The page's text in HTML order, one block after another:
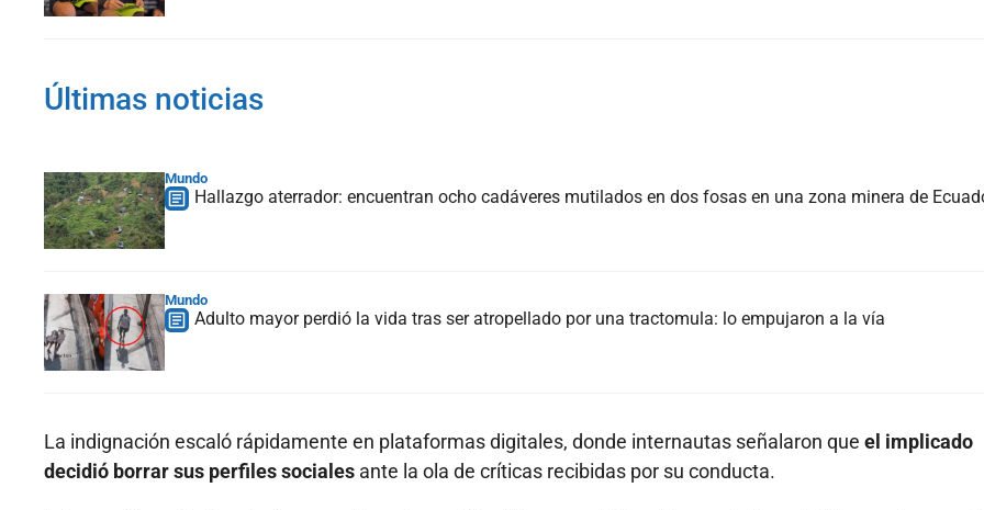
Últimas noticias
Mundo
Hallazgo aterrador: encuentran ocho cadáveres mutilados en dos fosas en una zona minera de
Mundo
Adulto mayor perdió la vida tras ser atropellado por una tractomula: lo empujaron a la vía
La indignación escaló rápidamente en plataformas digitales, donde internautas señalaron que el implicado
decidió borrar sus perfiles sociales ante la ola de críticas recibidas por su conducta.